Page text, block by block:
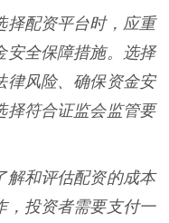
择配资平台时，应重
安全保障措施。选择
律风险、确保资金安
择符合证监会监管要
解和评估配资的成本
，投资者需要支付一